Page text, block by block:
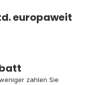
europaweit
zahlen Sie